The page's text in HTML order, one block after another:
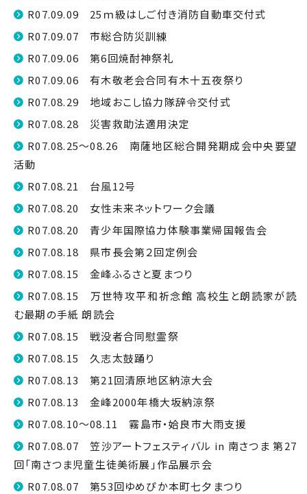
R07.09.09 25ｍ級はしご付き消防自動車交付式
R07.09.07 市総合防災訓練
R07.09.06 第6回焼酎神祭礼
R07.09.06 有木敬老会合同有木十五夜祭り
R07.08.29 地域おこし協力隊辞令交付式
R07.08.28 災害救助法適用決定
R07.08.25～08.26 南薩地区総合開発期成会中央要望
活動
R07.08.21 台風12号
R07.08.20 女性未来ネットワーク会議
R07.08.20 青少年国際協力体験事業帰国報告会
R07.08.18 県市長会第２回定例会
R07.08.15 金峰ふるさと夏まつり
R07.08.15 万世特攻平和祈念館 高校生と朗読家が読
む最期の手紙 朗読会
R07.08.15 戦没者合同慰霊祭
R07.08.15 久志太鼓踊り
R07.08.13 第21回清原地区納涼大会
R07.08.13 金峰2000年橋大坂納涼祭
R07.08.10～08.11 霧島市・姶良市大雨支援
R07.08.07 笠沙アートフェスティバル in 南さつま 第27
回「南さつま児童生徒美術展」作品展示会
R07.08.07 第53回ゆめぴか本町七夕まつり